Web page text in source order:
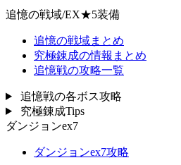
追憶の戦域/EX★5装備
追憶の戦域まとめ
究極錬成の情報まとめ
追憶戦の攻略一覧
追憶戦の各ボス攻略
究極錬成Tips
ダンジョンex7
ダンジョンex7攻略